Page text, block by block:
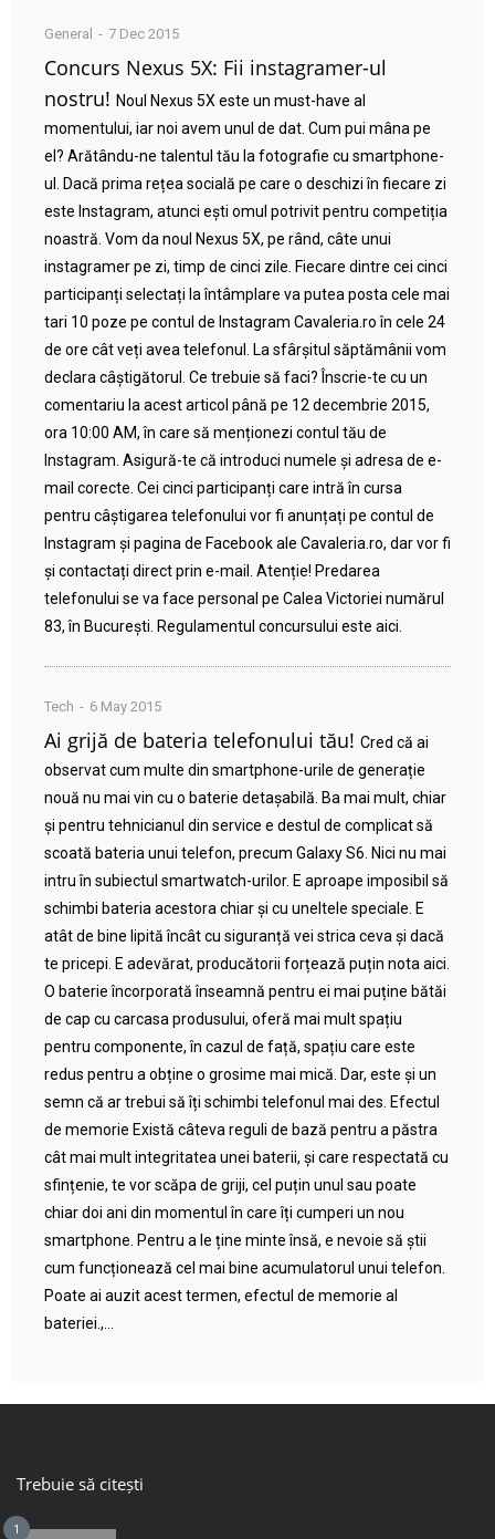
General 7 Dec 2015
Concurs Nexus 5X: Fii instagramer-ul
nostru! Noul Nexus 5X este un must-have al
momentului, iar noi avem unul de dat. Cum pui mâna pe
el? Arătându-ne talentul tău la fotografie cu smartphone-
ul. Dacă prima rețea socială pe care o deschizi în fiecare zi
este Instagram, atunci ești omul potrivit pentru competiția
noastră. Vom da noul Nexus 5X, pe rând, câte unui
instagramer pe zi, timp de cinci zile. Fiecare dintre cei cinci
participanți selectați la întâmplare va putea posta cele mai
tari 10 poze pe contul de Instagram Cavaleria.ro în cele 24
de ore cât veți avea telefonul. La sfârșitul săptămânii vom
declara câștigătorul. Ce trebuie să faci? Înscrie-te cu un
comentariu la acest articol până pe 12 decembrie 2015,
ora 10:00 AM, în care să menționezi contul tău de
Instagram. Asigură-te că introduci numele și adresa de e-
mail corecte. Cei cinci participanți care intră în cursa
pentru câștigarea telefonului vor fi anunțați pe contul de
Instagram și pagina de Facebook ale Cavaleria.ro, dar vor fi
și contactați direct prin e-mail. Atenție! Predarea
telefonului se va face personal pe Calea Victoriei numărul
83, în București. Regulamentul concursului este aici.
Tech 6 May 2015
Ai grijă de bateria telefonului tău! Cred că ai
observat cum multe din smartphone-urile de generație
nouă nu mai vin cu o baterie detașabilă. Ba mai mult, chiar
și pentru tehnicianul din service e destul de complicat să
scoată bateria unui telefon, precum Galaxy S6. Nici nu mai
intru în subiectul smartwatch-urilor. E aproape imposibil să
schimbi bateria acestora chiar și cu uneltele speciale. E
atât de bine lipită încât cu siguranță vei strica ceva și dacă
te pricepi. E adevărat, producătorii forțează puțin nota aici.
O baterie încorporată înseamnă pentru ei mai puține bătăi
de cap cu carcasa produsului, oferă mai mult spațiu
pentru componente, în cazul de față, spațiu care este
redus pentru a obține o grosime mai mică. Dar, este și un
semn că ar trebui să îți schimbi telefonul mai des. Efectul
de memorie Există câteva reguli de bază pentru a păstra
cât mai mult integritatea unei baterii, și care respectată cu
sfințenie, te vor scăpa de griji, cel puțin unul sau poate
chiar doi ani din momentul în care îți cumperi un nou
smartphone. Pentru a le ține minte însă, e nevoie să știi
cum funcționează cel mai bine acumulatorul unui telefon.
Poate ai auzit acest termen, efectul de memorie al
bateriei.,...
Trebuie să citești
1